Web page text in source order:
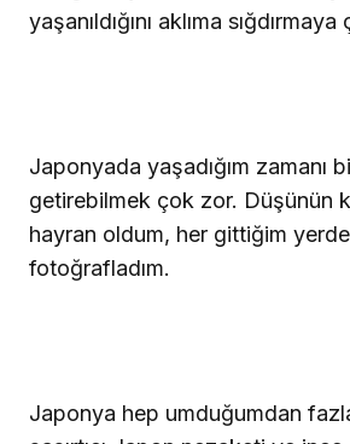
yaşanıldığını aklıma sığdırmaya
Japonyada yaşadığım zamanı
getirebilmek çok zor. Düşünün
hayran oldum, her gittiğim yerde
fotoğrafladım.
Japonya hep umduğumdan